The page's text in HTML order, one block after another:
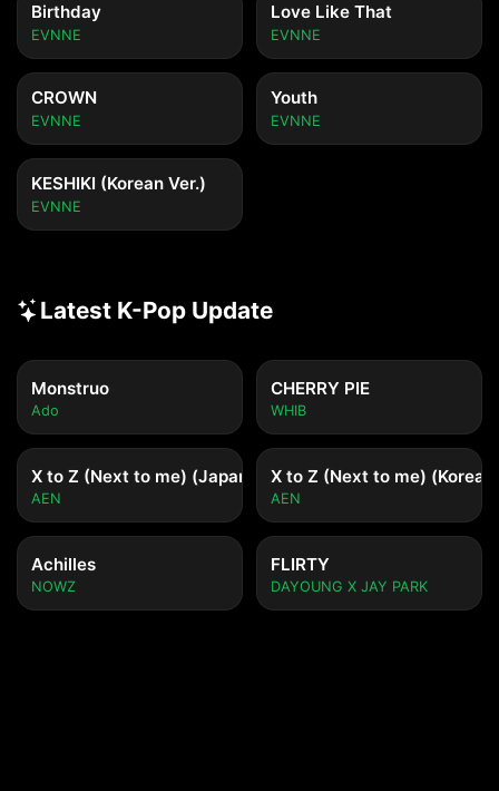
Birthday
EVNNE
Love Like That
EVNNE
CROWN
EVNNE
Youth
EVNNE
KESHIKI (Korean Ver.)
EVNNE
Latest K-Pop Update
Monstruo
Ado
CHERRY PIE
WHIB
X to Z (Next to me) (Japanese ver.)
AEN
X to Z (Next to me) (Korean
AEN
Achilles
NOWZ
FLIRTY
DAYOUNG X JAY PARK